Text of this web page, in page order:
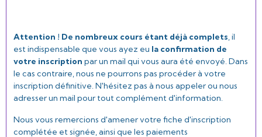
Attention ! De nombreux cours étant déjà complets, il
est indispensable que vous ayez eu la confirmation de
votre inscription par un mail qui vous aura été envoyé. Dans
le cas contraire, nous ne pourrons pas procéder à votre
inscription définitive. N'hésitez pas à nous appeler ou nous
adresser un mail pour tout complément d'information.
Nous vous remercions d'amener votre fiche d'inscription
complétée et signée, ainsi que les paiements